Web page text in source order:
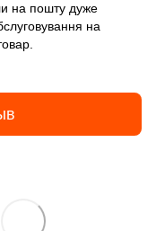
на пошту дуже
на